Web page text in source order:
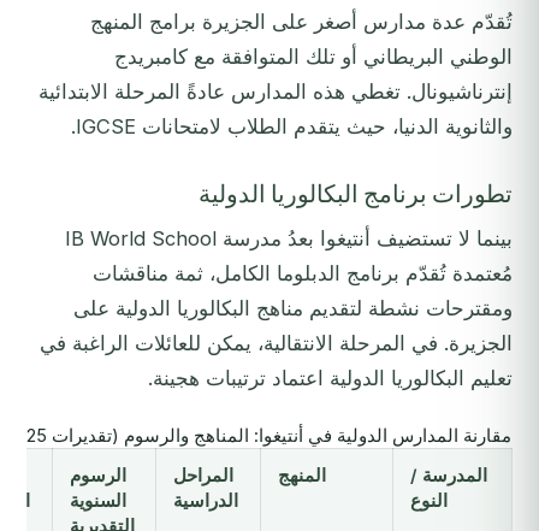
تُقدّم عدة مدارس أصغر على الجزيرة برامج المنهج
الوطني البريطاني أو تلك المتوافقة مع كامبريدج
إنترناشيونال. تغطي هذه المدارس عادةً المرحلة الابتدائية
والثانوية الدنيا، حيث يتقدم الطلاب لامتحانات IGCSE.
تطورات برنامج البكالوريا الدولية
بينما لا تستضيف أنتيغوا بعدُ مدرسة IB World School
مُعتمدة تُقدّم برنامج الدبلوما الكامل، ثمة مناقشات
ومقترحات نشطة لتقديم مناهج البكالوريا الدولية على
الجزيرة. في المرحلة الانتقالية، يمكن للعائلات الراغبة في
تعليم البكالوريا الدولية اعتماد ترتيبات هجينة.
مقارنة المدارس الدولية في أنتيغوا: المناهج والرسوم (تقديرات 2025-2026)
المدرسة /
النوع
المنهج
المراحل
الدراسية
الرسوم
السنوية
التقديرية